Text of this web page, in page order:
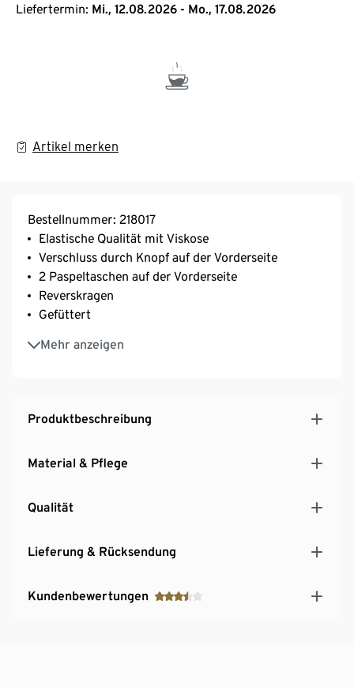
Liefertermin: Mi., 12.08.2026 - Mo., 17.08.2026
Artikel merken
Bestellnummer: 218017
Elastische Qualität mit Viskose
Verschluss durch Knopf auf der Vorderseite
2 Paspeltaschen auf der Vorderseite
Reverskragen
Gefüttert
Mehr anzeigen
Rückseite mit Teilungsnaht und Saumschlitz
Knopf in Hornoptik
Tragekomfort
Dieser Blazer beinhaltet Fasern aus nachhaltigem
Produktbeschreibung
Material & Pflege
Qualität
Lieferung & Rücksendung
Kundenbewertungen